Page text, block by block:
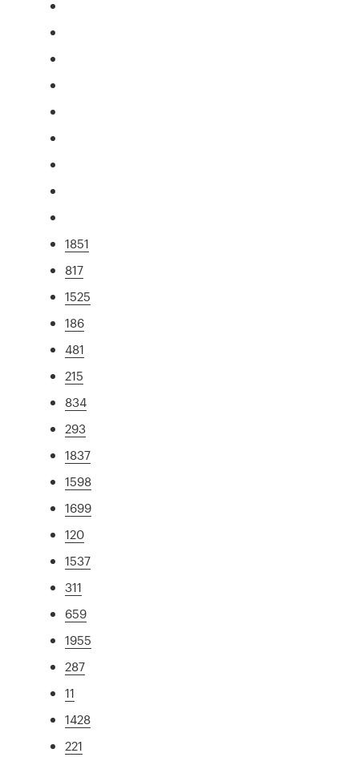
1851
817
1525
186
481
215
834
293
1837
1598
1699
120
1537
311
659
1955
287
11
1428
221